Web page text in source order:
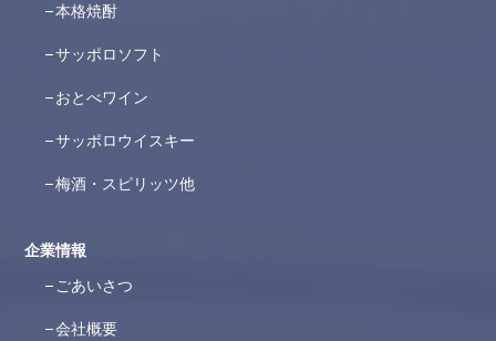
本格焼酎
サッポロソフト
おとべワイン
サッポロウイスキー
梅酒・スピリッツ他
企業情報
ごあいさつ
会社概要